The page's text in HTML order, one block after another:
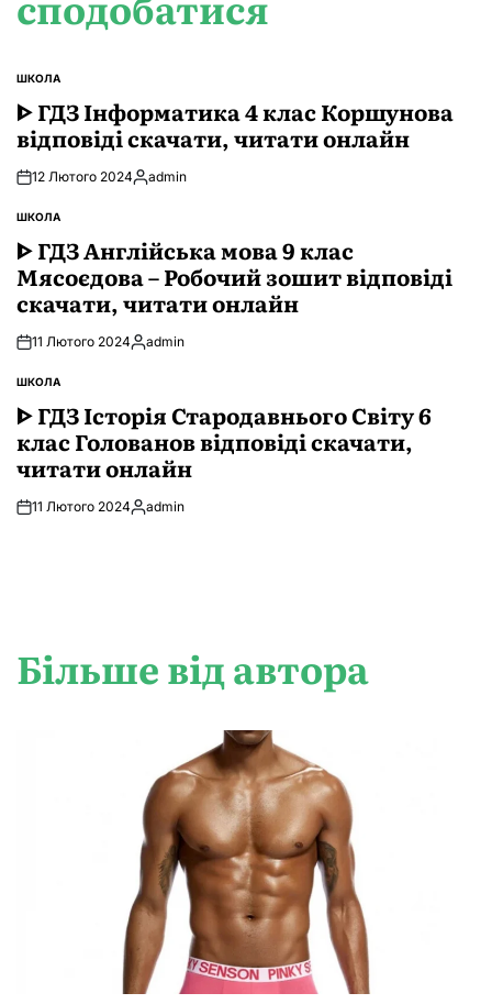
ОПУБЛІКУВАТИ
У
ШКОЛА
ᐈ ГДЗ Інформатика 4 клас Коршунова
відповіді скачати, читати онлайн
12 Лютого 2024Опубліковано
admin
ОПУБЛІКУВАТИ
У
ШКОЛА
ᐈ ГДЗ Англійська мова 9 клас
Мясоєдова – Робочий зошит відповіді
скачати, читати онлайн
11 Лютого 2024Опубліковано
admin
ОПУБЛІКУВАТИ
У
ШКОЛА
ᐈ ГДЗ Історія Стародавнього Свiту 6
клас Голованов відповіді скачати,
читати онлайн
11 Лютого 2024Опубліковано
admin
Більше від автора